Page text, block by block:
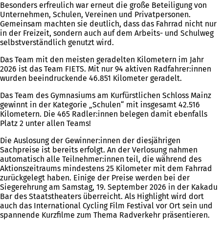
Besonders erfreulich war erneut die große Beteiligung von
Unternehmen, Schulen, Vereinen und Privatpersonen.
Gemeinsam machten sie deutlich, dass das Fahrrad nicht nur
in der Freizeit, sondern auch auf dem Arbeits- und Schulweg
selbstverständlich genutzt wird.
Das Team mit den meisten geradelten Kilometern im Jahr
2026 ist das Team FIETS. Mit nur 94 aktiven Radfahrer:innen
wurden beeindruckende 46.851 Kilometer geradelt.
Das Team des Gymnasiums am Kurfürstlichen Schloss Mainz
gewinnt in der Kategorie „Schulen“ mit insgesamt 42.516
Kilometern. Die 465 Radler:innen belegen damit ebenfalls
Platz 2 unter allen Teams!
Die Auslosung der Gewinner:innen der diesjährigen
Sachpreise ist bereits erfolgt. An der Verlosung nahmen
automatisch alle Teilnehmer:innen teil, die während des
Aktionszeitraums mindestens 25 Kilometer mit dem Fahrrad
zurückgelegt haben. Einige der Preise werden bei der
Siegerehrung am Samstag, 19. September 2026 in der Kakadu
Bar des Staatstheaters überreicht. Als Highlight wird dort
auch das International Cycling Film Festival vor Ort sein und
spannende Kurzfilme zum Thema Radverkehr präsentieren.